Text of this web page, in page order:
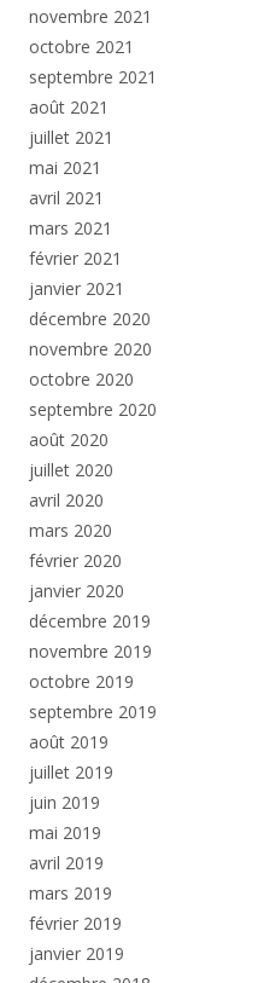
novembre 2021
octobre 2021
septembre 2021
août 2021
juillet 2021
mai 2021
avril 2021
mars 2021
février 2021
janvier 2021
décembre 2020
novembre 2020
octobre 2020
septembre 2020
août 2020
juillet 2020
avril 2020
mars 2020
février 2020
janvier 2020
décembre 2019
novembre 2019
octobre 2019
septembre 2019
août 2019
juillet 2019
juin 2019
mai 2019
avril 2019
mars 2019
février 2019
janvier 2019